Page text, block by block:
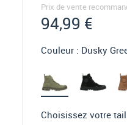
Prix de vente
94,99 €
Couleur : Dusky
Choisissez votre